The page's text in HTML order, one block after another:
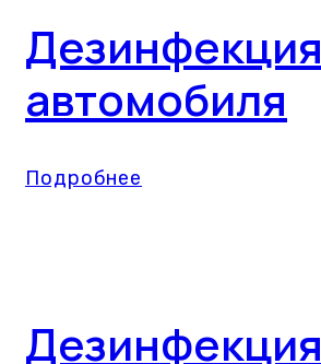
Дезинфекция
автомобиля
Подробнее
Дезинфекция